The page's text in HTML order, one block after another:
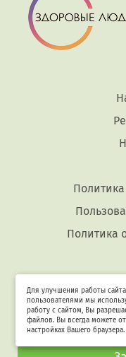
Политика
Для улучшения работы
пользователями мы
работу с сайтом, Вы
файлов. Вы всегда можете
настройках Вашего браузера.